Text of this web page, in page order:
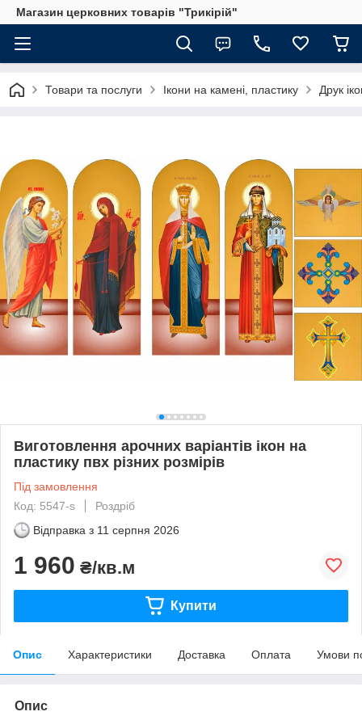
Магазин церковних товарів "Трикірій"
Товари та послуги Ікони на камені, пластику Друк
Виготовлення арочних варіантів ікон на
пластику пвх різних розмірів
Під замовлення
Код: 5547-s
Роздріб
Відправка з 11 серпня 2026
1 960 ₴/кв.м
Купити
Опис Характеристики Доставка Оплата Умови
Опис